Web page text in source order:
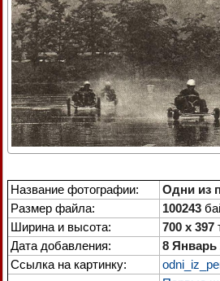
Название фотографии:
Одни из
Размер файла:
100243
Ширина и высота:
700 x 397
Дата добавления:
8 Январь
Ссылка на картинку: